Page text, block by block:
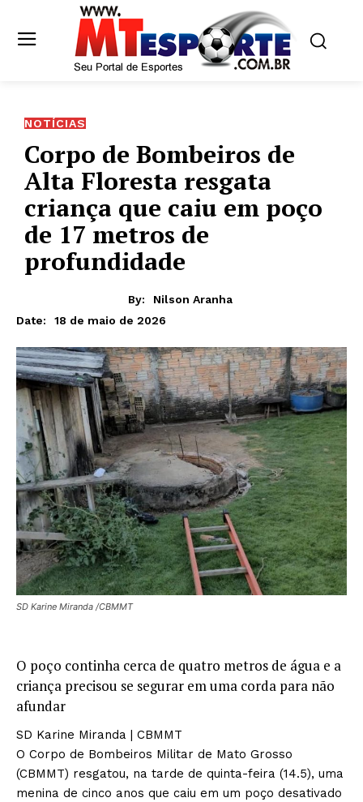
NOTÍCIAS
Corpo de Bombeiros de
Alta Floresta resgata
criança que caiu em poço
de 17 metros de
profundidade
By:
Nilson Aranha
Date:
18 de maio de 2026
SD Karine Miranda /CBMMT
O poço continha cerca de quatro metros de água e a
criança precisou se segurar em uma corda para não
afundar
SD Karine Miranda | CBMMT
O Corpo de Bombeiros Militar de Mato Grosso
(CBMMT) resgatou, na tarde de quinta-feira (14.5), uma
menina de cinco anos que caiu em um poço desativado